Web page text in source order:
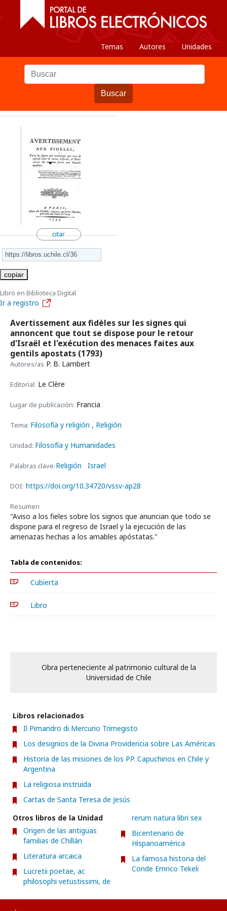
Temas Autores Unidades
Buscar
citar
copiar
Libro en Biblioteca Digital
Ir a registro
Avertissement aux fidèles sur les signes qui
annoncent que tout se dispose pour le retour
d'Israël et l'exécution des menaces faites aux
gentils apostats (1793)
Autores/as P. B. Lambert
Editorial: Le Clère
Lugar de publicación: Francia
Tema: Filosofía y religión , Religión
Unidad: Filosofía y Humanidades
Palabras clave:Religión Israel
DOI: https://doi.org/10.34720/vssv-ap28
Resumen
"Aviso a los fieles sobre los signos que anuncian que todo se
dispone para el regreso de Israel y la ejecución de las
amenazas hechas a los amables apóstatas."
Tabla de contenidos:
Cubierta
Libro
Obra perteneciente al patrimonio cultural de la
Universidad de Chile
Libros relacionados
Il Pimandro di Mercurio Trimegisto
Los designios de la Divina Providencia sobre Las Américas
Historia de las misiones de los PP. Capuchinos en Chile y
Argentina
La religiosa instruida
Cartas de Santa Teresa de Jesús
Otros libros de la Unidad
Origen de las antiguas
familias de Chillán
Literatura arcaica
Lucretii poetae, ac
philosophi vetustissimi, de
rerum natura libri sex
Bicentenario de
Hispanoamérica
La famosa historia del
Conde Emrico Tekeli